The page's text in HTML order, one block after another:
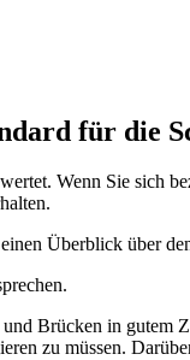
für die
Wenn Sie sich
Überblick über
Brücken in gutem
zu müssen.